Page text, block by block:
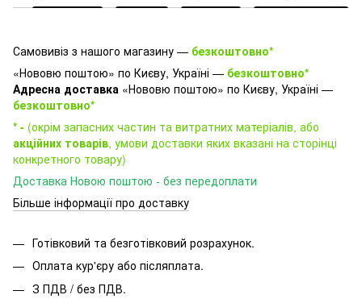
Самовивіз з нашого магазину — безкоштовно*
«Нововю поштою» по Києву, Україні — безкоштовно*
Адресна доставка «Нововю поштою» по Києву, Україні —
безкоштовно*
* - (окрім запасних частин та витратних матеріалів, або
акційних товарів, умови доставки яких вказані на сторінці
конкретного товару)
Доставка Новою поштою - без передоплати
Більше інформації про доставку
Готівковий та безготівковий розрахунок.
Оплата кур'єру або післяплата.
З ПДВ / без ПДВ.